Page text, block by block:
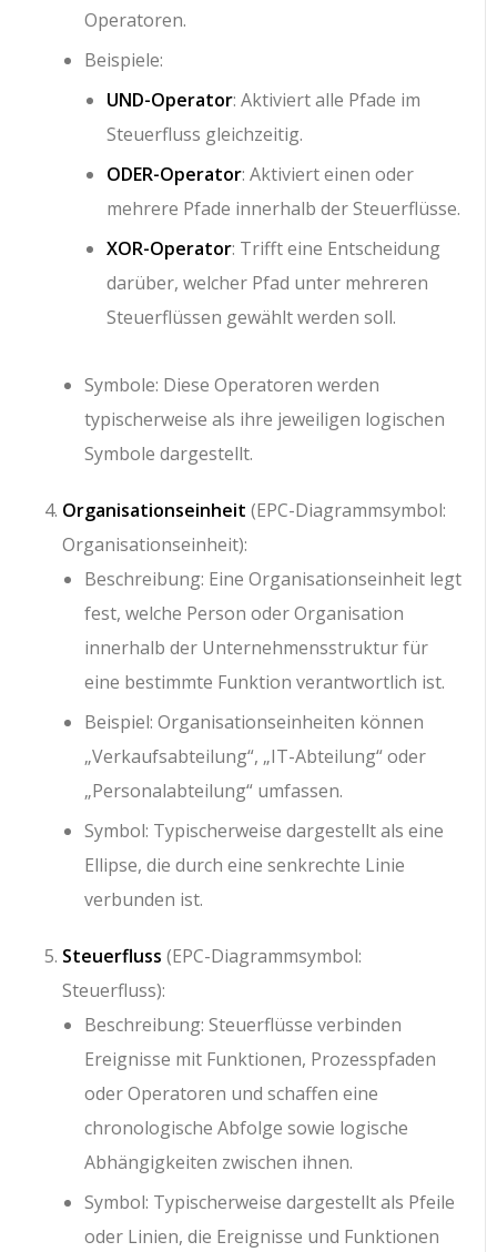
Operatoren.
Beispiele:
UND-Operator: Aktiviert alle Pfade im
Steuerfluss gleichzeitig.
ODER-Operator: Aktiviert einen oder
mehrere Pfade innerhalb der Steuerflüsse.
XOR-Operator: Trifft eine Entscheidung
darüber, welcher Pfad unter mehreren
Steuerflüssen gewählt werden soll.
Symbole: Diese Operatoren werden
typischerweise als ihre jeweiligen logischen
Symbole dargestellt.
Organisationseinheit (EPC-Diagrammsymbol:
Organisationseinheit):
Beschreibung: Eine Organisationseinheit legt
fest, welche Person oder Organisation
innerhalb der Unternehmensstruktur für
eine bestimmte Funktion verantwortlich ist.
Beispiel: Organisationseinheiten können
„Verkaufsabteilung“, „IT-Abteilung“ oder
„Personalabteilung“ umfassen.
Symbol: Typischerweise dargestellt als eine
Ellipse, die durch eine senkrechte Linie
verbunden ist.
Steuerfluss (EPC-Diagrammsymbol:
Steuerfluss):
Beschreibung: Steuerflüsse verbinden
Ereignisse mit Funktionen, Prozesspfaden
oder Operatoren und schaffen eine
chronologische Abfolge sowie logische
Abhängigkeiten zwischen ihnen.
Symbol: Typischerweise dargestellt als Pfeile
oder Linien, die Ereignisse und Funktionen